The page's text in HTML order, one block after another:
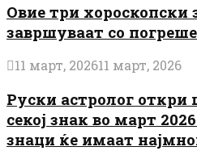
Овие три хороскопски
завршуваат со
11 март, 202611 март, 2026
Руски астролог откри
секој знак во март
знаци ќе имаат